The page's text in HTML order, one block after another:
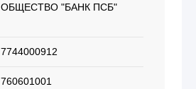
ОБЩЕСТВО "БАНК ПСБ"
7744000912
760601001